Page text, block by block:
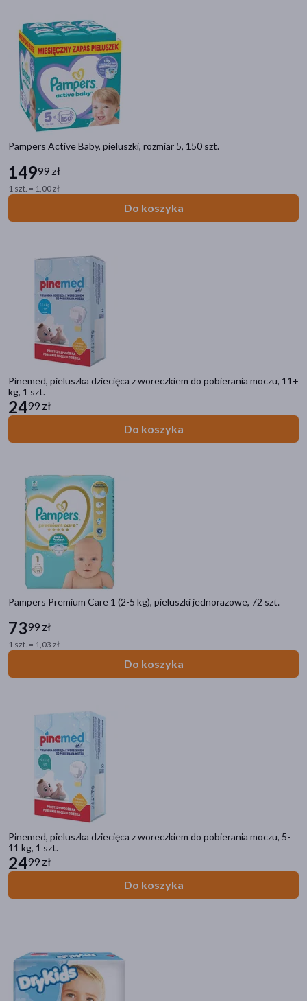
Pampers Active Baby, pieluszki, rozmiar 5, 150 szt.
14999 zł
1 szt. = 1,00 zł
Do koszyka
Pinemed, pieluszka dziecięca z woreczkiem do pobierania moczu, 11+
kg, 1 szt.
2499 zł
Do koszyka
Pampers Premium Care 1 (2-5 kg), pieluszki jednorazowe, 72 szt.
7399 zł
1 szt. = 1,03 zł
Do koszyka
Pinemed, pieluszka dziecięca z woreczkiem do pobierania moczu, 5-
11 kg, 1 szt.
2499 zł
Do koszyka